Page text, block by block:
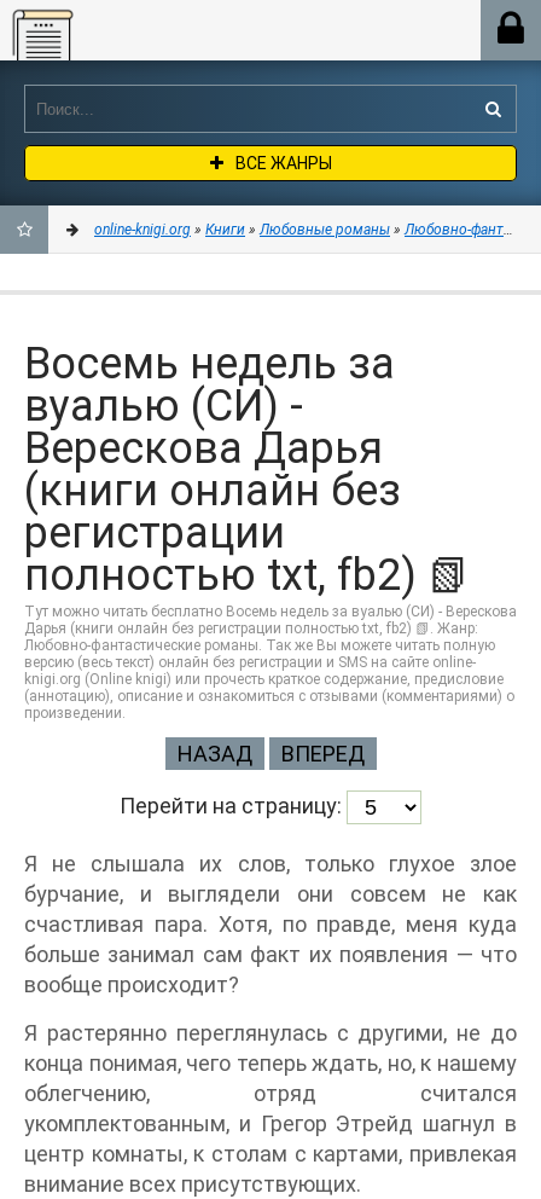
Online-knigi.org
ВСЕ ЖАНРЫ
ЗАКЛАДКИ
online-knigi.org » Книги »Любовные романы »Любовно-
Восемь недель за
вуалью (СИ) -
Верескова Дарья
(книги онлайн без
регистрации
полностью txt, fb2) 📗
Тут можно читать бесплатно Восемь недель за вуалью (СИ) - Верескова
Дарья (книги онлайн без регистрации полностью txt, fb2) 📗. Жанр:
Любовно-фантастические романы. Так же Вы можете читать полную
версию (весь текст) онлайн без регистрации и SMS на сайте online-
knigi.org (Online knigi) или прочесть краткое содержание, предисловие
(аннотацию), описание и ознакомиться с отзывами (комментариями) о
произведении.
НАЗАД ВПЕРЕД
Перейти на страницу:
Я не слышала их слов, только глухое злое
бурчание, и выглядели они совсем не как
счастливая пара. Хотя, по правде, меня куда
больше занимал сам факт их появления — что
вообще происходит?
Я растерянно переглянулась с другими, не до
конца понимая, чего теперь ждать, но, к нашему
облегчению, отряд считался
укомплектованным, и Грегор Этрейд шагнул в
центр комнаты, к столам с картами, привлекая
внимание всех присутствующих.